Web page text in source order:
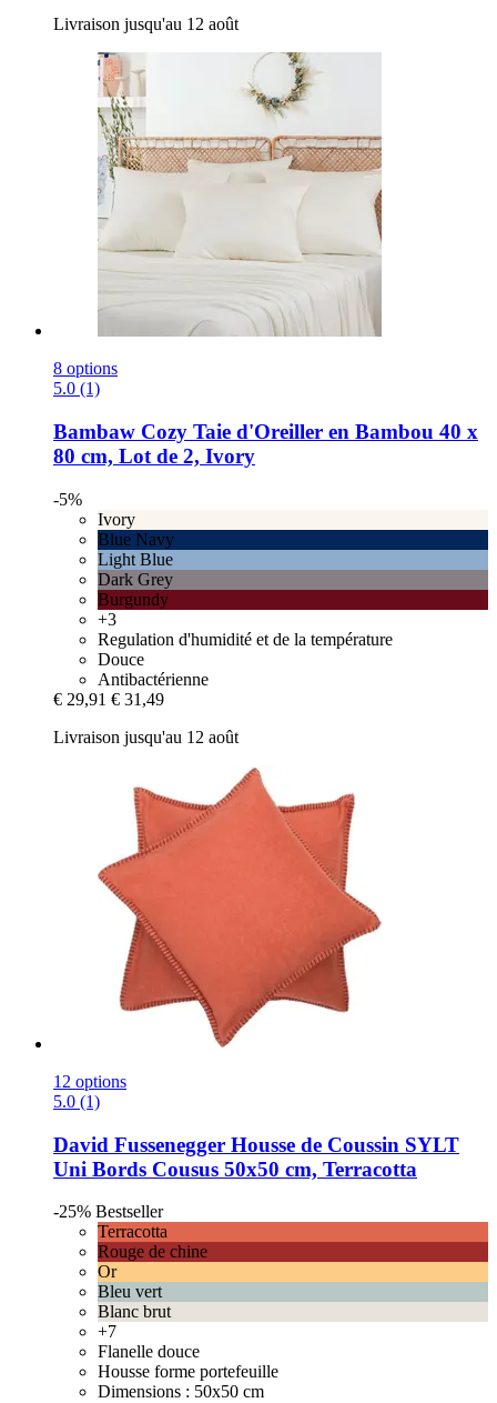
Livraison jusqu'au 12 août
8 options
5.0 (1)
Bambaw Cozy Taie d'Oreiller en Bambou 40 x
80 cm, Lot de 2, Ivory
-5%
Ivory
Blue Navy
Light Blue
Dark Grey
Burgundy
+3
Regulation d'humidité et de la température
Douce
Antibactérienne
€ 29,91 € 31,49
Livraison jusqu'au 12 août
12 options
5.0 (1)
David Fussenegger Housse de Coussin SYLT
Uni Bords Cousus 50x50 cm, Terracotta
-25% Bestseller
Terracotta
Rouge de chine
Or
Bleu vert
Blanc brut
+7
Flanelle douce
Housse forme portefeuille
Dimensions : 50x50 cm